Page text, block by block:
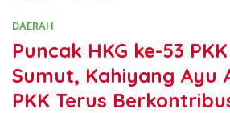
DAERAH
Puncak HKG ke-53
Sumut, Kahiyang Ayu
PKK Terus